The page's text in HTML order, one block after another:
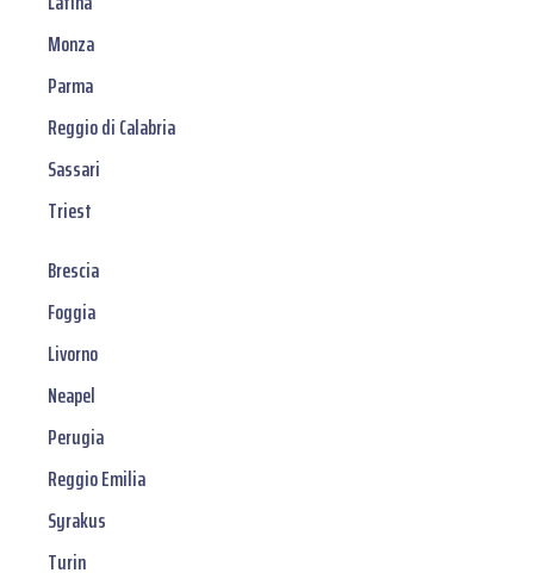
Monza
Parma
Reggio di Calabria
Sassari
Triest
Brescia
Foggia
Livorno
Neapel
Perugia
Reggio Emilia
Syrakus
Turin